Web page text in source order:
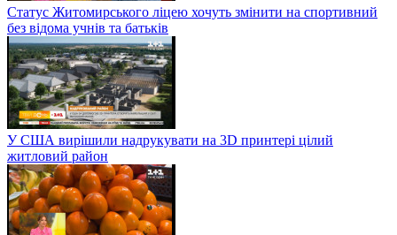
Статус Житомирського ліцею хочуть змінити на спортивний
без відома учнів та батьків
У США вирішили надрукувати на 3D принтері цілий
житловий район